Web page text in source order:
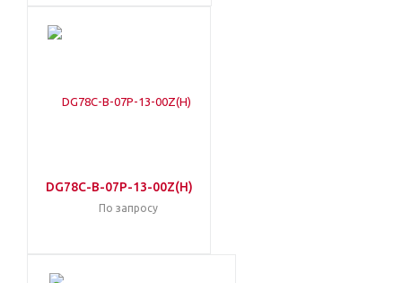
DG78C-B-07P-13-00Z(H)
По запросу